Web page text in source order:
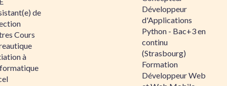
de
Cours
à
Développeur
d'Applications
Python - Bac+3 en
continu
(Strasbourg)
Formation
Développeur Web